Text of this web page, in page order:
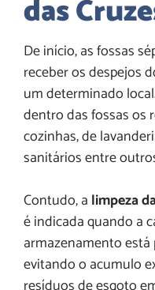
das
De início, as fossas
receber os despejos
um determinado
dentro das fossas os
cozinhas, de
sanitários entre
Contudo, a limpeza
é indicada quando a
armazenamento
evitando o acumulo